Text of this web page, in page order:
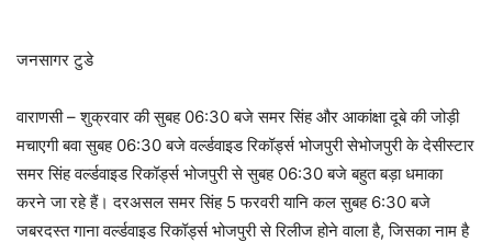
जनसागर टुडे
वाराणसी – शुक्रवार की सुबह 06:30 बजे समर सिंह और आकांक्षा दूबे की जोड़ी
मचाएगी बवा सुबह 06:30 बजे वर्ल्डवाइड रिकॉर्ड्स भोजपुरी सेभोजपुरी के देसीस्टार
समर सिंह वर्ल्डवाइड रिकॉर्ड्स भोजपुरी से सुबह 06:30 बजे बहुत बड़ा धमाका
करने जा रहे हैं। दरअसल समर सिंह 5 फरवरी यानि कल सुबह 6:30 बजे
जबरदस्त गाना वर्ल्डवाइड रिकॉर्ड्स भोजपुरी से रिलीज होने वाला है, जिसका नाम है